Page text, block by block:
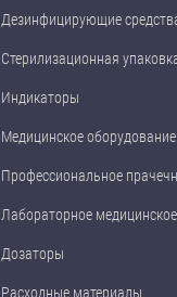
Дезинфицирующие
Стерилизационная
Индикаторы
Медицинское оборудование
Профессиональное
Лабораторное
Дозаторы
Расходные материалы